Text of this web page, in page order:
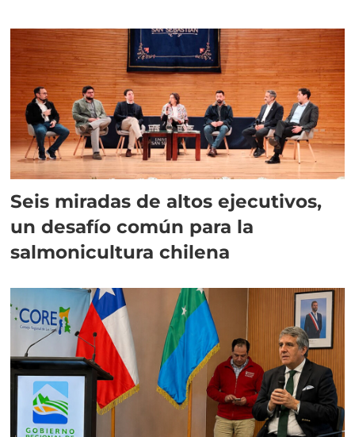
Seis miradas de altos ejecutivos,
un desafío común para la
salmonicultura chilena